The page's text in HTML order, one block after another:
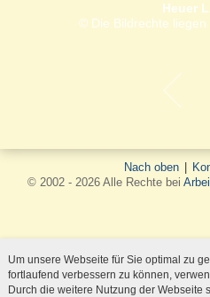
Heuer
© Die Bildrechte
Nach oben
© 2002 - 2026 Alle Rechte bei
Um unsere Webseite für Sie optimal zu
fortlaufend verbessern zu können,
Durch die weitere Nutzung der Webseite